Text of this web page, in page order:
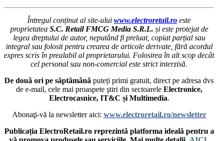
Întregul conținut al site-ului www.electroretail.ro este
proprietatea S.C. Retail FMCG Media S.R.L. și este protejat de
legea dreptului de autor, neputând fi preluat, copiat parțial sau
integral sau folosit pentru crearea de articole derivate, fără acordul
expres scris în prealabil al proprietarului. Folosirea în alt scop decât
cel personal sau non-comercial este strict interzisă.
De două ori pe săptămână puteți primi gratuit, direct pe adresa dvs
de e-mail, cele mai proaspete ştiri din sectoarele Electronice,
Electrocasnice, IT&C și Multimedia.
Abonaţi-vă la newsletter aici: www.electroretail.ro/newsletter
Publicația ElectroRetail.ro reprezintă platforma ideală pentru a